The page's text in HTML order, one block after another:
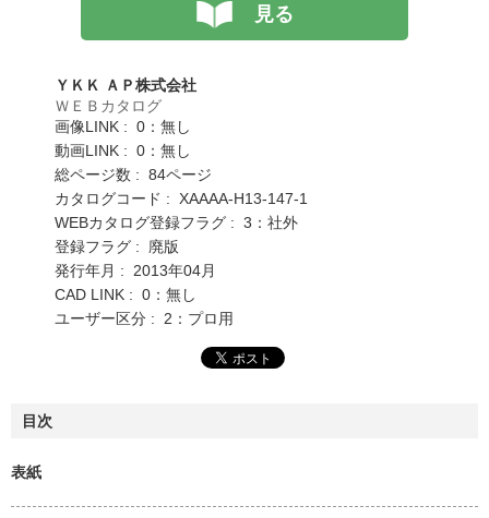
見る
ＹＫＫ ＡＰ株式会社
ＷＥＢカタログ
画像LINK : 0：無し
動画LINK : 0：無し
総ページ数 : 84ページ
カタログコード : XAAAA-H13-147-1
WEBカタログ登録フラグ : 3：社外
登録フラグ : 廃版
発行年月 : 2013年04月
CAD LINK : 0：無し
ユーザー区分 : 2：プロ用
目次
表紙